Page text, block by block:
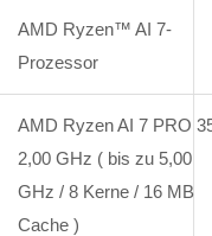
AMD Ryzen™ AI 7-
Prozessor
AMD Ryzen AI 7 PRO
2,00 GHz ( bis zu 5,00
GHz / 8 Kerne / 16 MB
Cache )